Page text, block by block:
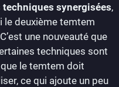
techniques synergisées,
le deuxième temtem
une nouveauté que
techniques sont
le temtem doit
ce qui ajoute un peu